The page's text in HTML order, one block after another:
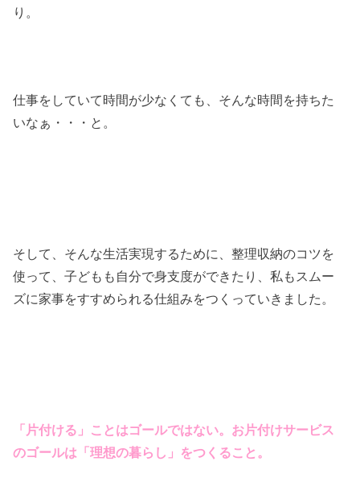
り。
仕事をしていて時間が少なくても、そんな時間を持ちた
いなぁ・・・と。
そして、そんな生活実現するために、整理収納のコツを
使って、子どもも自分で身支度ができたり、私もスムー
ズに家事をすすめられる仕組みをつくっていきました。
「片付ける」ことはゴールではない。 お片付けサービス
のゴールは「理想の暮らし」をつくること。